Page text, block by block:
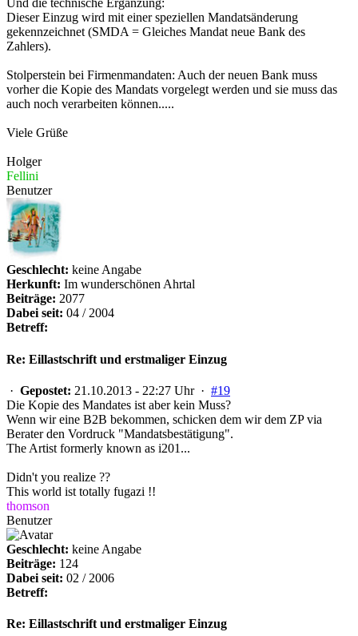
Und die technische Ergänzung:
Dieser Einzug wird mit einer speziellen Mandatsänderung
gekennzeichnet (SMDA = Gleiches Mandat neue Bank des
Zahlers).
Stolperstein bei Firmenmandaten: Auch der neuen Bank muss
vorher die Kopie des Mandats vorgelegt werden und sie muss das
auch noch verarbeiten können.....
Viele Grüße
Holger
Fellini
Benutzer
Geschlecht: keine Angabe
Herkunft: Im wunderschönen Ahrtal
Beiträge: 2077
Dabei seit: 04 / 2004
Betreff:
Re: Eillastschrift und erstmaliger Einzug
· Gepostet: 21.10.2013 - 22:27 Uhr · #19
Die Kopie des Mandates ist aber kein Muss?
Wenn wir eine B2B bekommen, schicken dem wir dem ZP via
Berater den Vordruck "Mandatsbestätigung".
The Artist formerly known as i201...
Didn't you realize ??
This world ist totally fugazi !!
thomson
Benutzer
Geschlecht: keine Angabe
Beiträge: 124
Dabei seit: 02 / 2006
Betreff:
Re: Eillastschrift und erstmaliger Einzug